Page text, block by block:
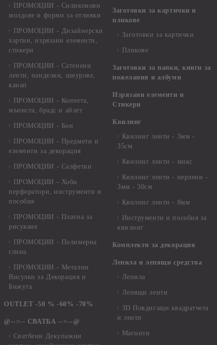
ПРОМОЦИИ - Силиконови
молдове и форми за отливки
ПРОМОЦИИ - Дизайнерски
хартии, изрязани елементи,
стикери
ПРОМОЦИИ - Сатенени
ленти, панделки, шнурове,
канап
ПРОМОЦИИ - Копчета,
мъниста, брадс и айлет
ПРОМОЦИИ - Бои
ПРОМОЦИИ - Предмети и
елементи за декорация
ПРОМОЦИИ - Салфетки
ПРОМОЦИИ - Хоби
перфоратори, инструменти и
пособия
ПРОМОЦИИ - Платна за
рисуване
ПРОМОЦИИ - Полимерна
глина
ПРОМОЦИИ - Метални
Висулки за Декорация и
Бижута
OUTLET -50 % -60% -70%
@-->-- СВАТБА --<--@
Сватбени Декупажни
Заготовки за картички и
пликове
Заготовки за картички
Пликове
Заготовки за папки, книги за
пожелания и албуми
Изрязани елементи и
Стикери
Квилинг
Квилинг ленти - 3мм -
35см.
Квилинг ленти - микс
Квилинг ленти - перлени -
3мм - 30см.
Квилинг ленти - 8мм
Инструменти и пособия за
квилинг
Комплекти за декорация
Лепила и лепящи средства
Лепила
Лепящи ленти
3D Повдигащи квадратчета
и ленти
Магнити